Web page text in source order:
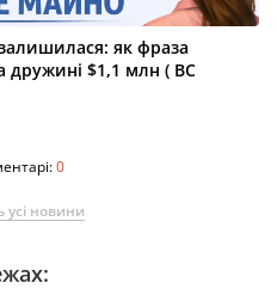
як фраза
дружині $1,1 млн ( ВС
0
усі новини